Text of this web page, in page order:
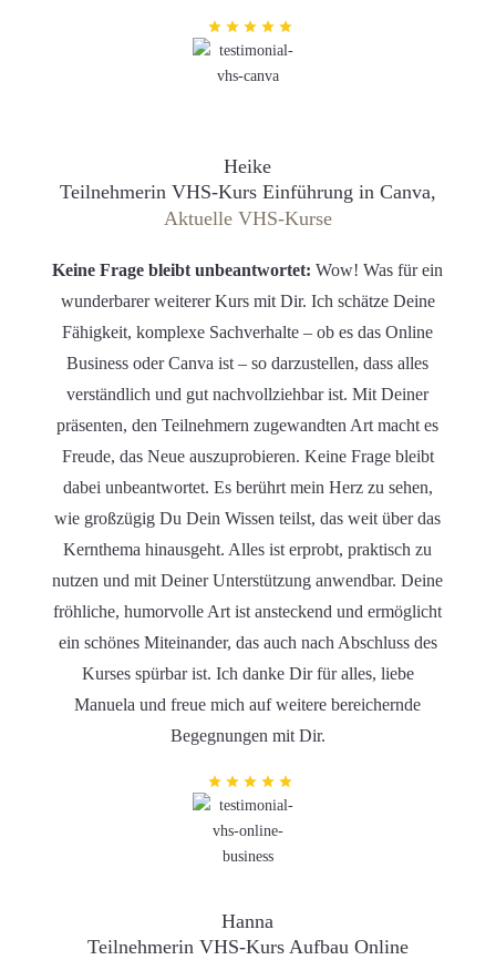
Heike
Teilnehmerin VHS-Kurs Einführung in Canva,
Aktuelle VHS-Kurse
Keine Frage bleibt unbeantwortet: Wow! Was für ein
wunderbarer weiterer Kurs mit Dir. Ich schätze Deine
Fähigkeit, komplexe Sachverhalte – ob es das Online
Business oder Canva ist – so darzustellen, dass alles
verständlich und gut nachvollziehbar ist. Mit Deiner
präsenten, den Teilnehmern zugewandten Art macht es
Freude, das Neue auszuprobieren. Keine Frage bleibt
dabei unbeantwortet. Es berührt mein Herz zu sehen,
wie großzügig Du Dein Wissen teilst, das weit über das
Kernthema hinausgeht. Alles ist erprobt, praktisch zu
nutzen und mit Deiner Unterstützung anwendbar. Deine
fröhliche, humorvolle Art ist ansteckend und ermöglicht
ein schönes Miteinander, das auch nach Abschluss des
Kurses spürbar ist. Ich danke Dir für alles, liebe
Manuela und freue mich auf weitere bereichernde
Begegnungen mit Dir.
Hanna
Teilnehmerin VHS-Kurs Aufbau Online